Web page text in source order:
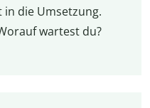
die Umsetzung.
wartest du?